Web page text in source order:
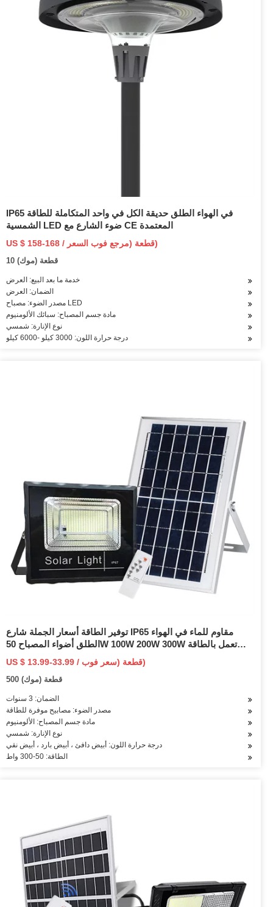
IP65 في الهواء الطلق حديقة الكل في واحد المتكاملة للطاقة
الشمسية LED ضوء الشارع مع CE المعتمدة
US $ 158-168 / قطعة (مرجع فوب السعر)
10 قطعة (موك)
خدمة ما بعد البيع: العرض
الضمان: العرض
مصدر الضوء: مصباح LED
مادة جسم المصباح: سبائك الألومنيوم
نوع الإنارة: شمسي
درجة حرارة اللون: 3000 كيلو -6000 كيلو
توفير الطاقة أسعار الجملة شارع IP65 مقاوم للماء في الهواء
الطلق أضواء المصباح 50W 100W 200W 300W تعمل بالطاقة
الشمسية الكاشف LED ضوء الفيضانات
US $ 13.99-33.99 / قطعة (سعر فوب)
500 قطعة (موك)
الضمان: 3 سنوات
مصدر الضوء: مصابيح موفرة للطاقة
مادة جسم المصباح: الألومنيوم
نوع الإنارة: شمسي
درجة حرارة اللون: أبيض دافئ ، أبيض بارد ، أبيض نقي
الطاقة: 50-300 واط